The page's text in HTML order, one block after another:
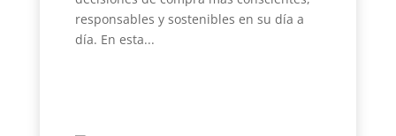
responsables y sostenibles en su día a
día. En esta...